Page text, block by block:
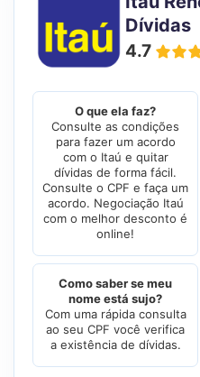
Dívidas
4.7
O que ela faz?
Consulte as condições
para fazer um acordo
com o Itaú e quitar
dívidas de forma fácil.
Consulte o CPF e faça um
acordo. Negociação Itaú
com o melhor desconto é
online!
Como saber se meu
nome está sujo?
Com uma rápida consulta
ao seu CPF você verifica
a existência de dívidas.